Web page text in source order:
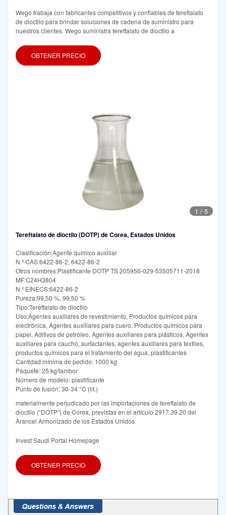
Wego trabaja con fabricantes competitivos y confiables de tereftalato
de dioctilo para brindar soluciones de cadena de suministro para
nuestros clientes. Wego suministra tereftalato de dioctilo a
OBTENER PRECIO
1 / 5
Tereftalato de dioctilo (DOTP) de Corea, Estados Unidos
Clasificación:Agente químico auxiliar
N.º CAS:6422-86-2, 6422-86-2
Otros nombres:Plastificante DOTP TS 205956-029-53505711-2018
MF:C24H3804
N.º EINECS:6422-86-2
Pureza:99,50 %, 99,50 %
Tipo:Tereftalato de dioctilo
Uso:Agentes auxiliares de revestimiento, Productos químicos para
electrónica, Agentes auxiliares para cuero, Productos químicos para
papel, Aditivos de petróleo, Agentes auxiliares para plásticos, Agentes
auxiliares para caucho, surfactantes, agentes auxiliares para textiles,
productos químicos para el tratamiento del agua, plastificantes
Cantidad mínima de pedido: 1000 kg
Paquete: 25 kg/tambor
Número de modelo: plastificante
Punto de fusión: 30-34 °C (lit.)
materialmente perjudicado por las importaciones de tereftalato de
dioctilo (“DOTP”) de Corea, previstas en el artículo 2917.39.20 del
Arancel Armonizado de los Estados Unidos
Invest Saudi Portal Homepage
OBTENER PRECIO